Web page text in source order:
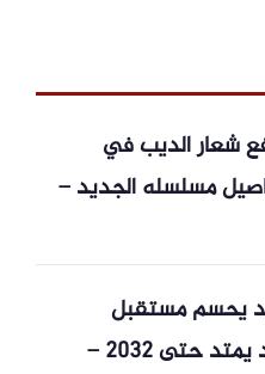
شعار الديب في
تفاصيل مسلسله الجديد –
يحسم مستقبل
فينيسيوس بعقد يمتد حتى 2032 –